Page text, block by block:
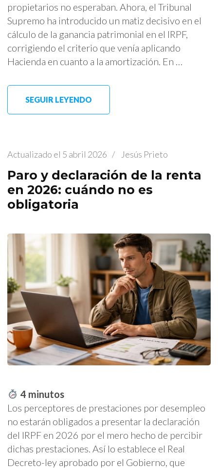
propietarios no esperaban. Ahora, el Tribunal
Supremo ha introducido un matiz decisivo en el
cálculo de la ganancia patrimonial en el IRPF,
corrigiendo el criterio que venía aplicando
Hacienda en cuanto a la amortización. En …
SEGUIR LEYENDO
Actualizado el 5 abril 2026 / Jesús Prieto
Paro y declaración de la renta
en 2026: cuándo no es
obligatoria
4 minutos
Los perceptores de prestaciones por desempleo
no estarán obligados a presentar la declaración
del IRPF en 2026 por el mero hecho de percibir
dichas prestaciones. Así lo establece el Real
Decreto-ley aprobado por el Gobierno, que